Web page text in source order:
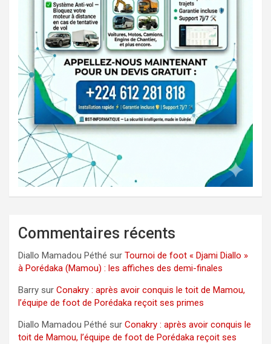
Commentaires récents
Diallo Mamadou Péthé sur Tournoi de foot « Djami Diallo »
à Porédaka (Mamou) : les affiches des demi-finales
Barry sur Conakry : après avoir conquis le toit de Mamou,
l’équipe de foot de Porédaka reçoit ses primes
Diallo Mamadou Péthé sur Conakry : après avoir conquis le
toit de Mamou, l’équipe de foot de Porédaka reçoit ses